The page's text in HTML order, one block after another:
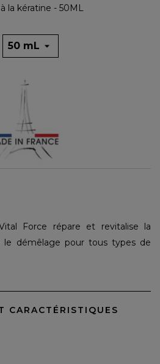
la kératine - 50ML
Force répare et revitalise la
le démêlage pour tous types de
CARACTÉRISTIQUES